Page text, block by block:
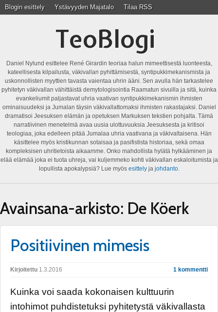
Blogin esittely Ystävyyden Majatalo Tilaa RSS
TeoBlogi
Daniel Nylund esittelee René Girardin teoriaa halun mimeettisestä luonteesta,
kateellisesta kilpailusta, väkivallan pyhittämisestä, syntipukkimekanismista ja
uskonnollisten myyttien tavasta vaientaa uhrin ääni. Sen avulla hän tarkastelee
pyhitetyn väkivallan vähittäistä demytologisointia Raamatun sivuilla ja sitä, kuinka
evankeliumit paljastavat uhria vaativan syntipukkimekanismin ihmisten
ominaisuudeksi ja Jumalan täysin väkivallattomaksi ihmisten rakastajaksi. Daniel
dramatisoi Jeesuksen elämän ja opetuksen Markuksen tekstien pohjalta. Tämä
narratiivinen menetelmä avaa uusia ulottuvuuksia Jeesuksesta ja kritisoi
teologiaa, joka edelleen pitää Jumalaa uhria vaativana ja väkivaltaisena. Hän
käsittelee myös kristikunnan sotaisaa ja pasifistista historiaa, sekä omaa
kompleksisen uhritietoista aikaamme. Onko mahdollista hylätä hylkääminen ja
elää elämää joka ei tuota uhreja, vai kuljemmeko kohti väkivallan eskaloitumista ja
lopullista apokalypsiä? Lue myös esittelyja johdanto.
Avainsana-arkisto: De Köerk
Positiivinen mimesis
Kirjoitettu 1.3.2016 1 kommentti
Kuinka voi saada kokonaisen kulttuurin
intohimot puhdistetuksi pyhitetystä väkivallasta